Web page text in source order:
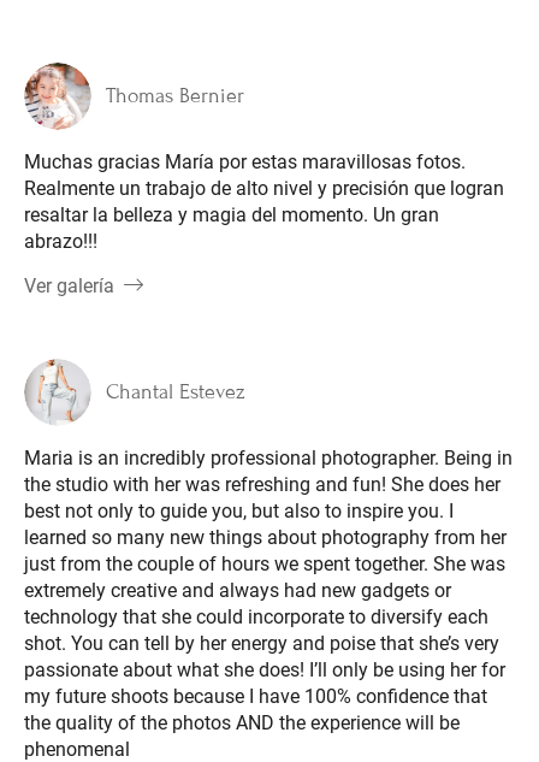
Thomas Bernier
Muchas gracias María por estas maravillosas fotos.
Realmente un trabajo de alto nivel y precisión que logran
resaltar la belleza y magia del momento. Un gran
abrazo!!!
Ver galería
Chantal Estevez
Maria is an incredibly professional photographer. Being in
the studio with her was refreshing and fun! She does her
best not only to guide you, but also to inspire you. I
learned so many new things about photography from her
just from the couple of hours we spent together. She was
extremely creative and always had new gadgets or
technology that she could incorporate to diversify each
shot. You can tell by her energy and poise that she’s very
passionate about what she does! I’ll only be using her for
my future shoots because I have 100% confidence that
the quality of the photos AND the experience will be
phenomenal